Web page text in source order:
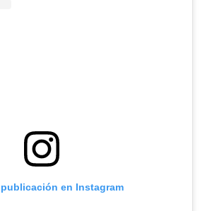
publicación en Instagram